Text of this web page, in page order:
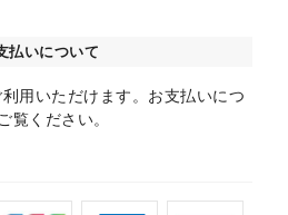
払いについて
用いただけます。お支払いにつ
覧ください。